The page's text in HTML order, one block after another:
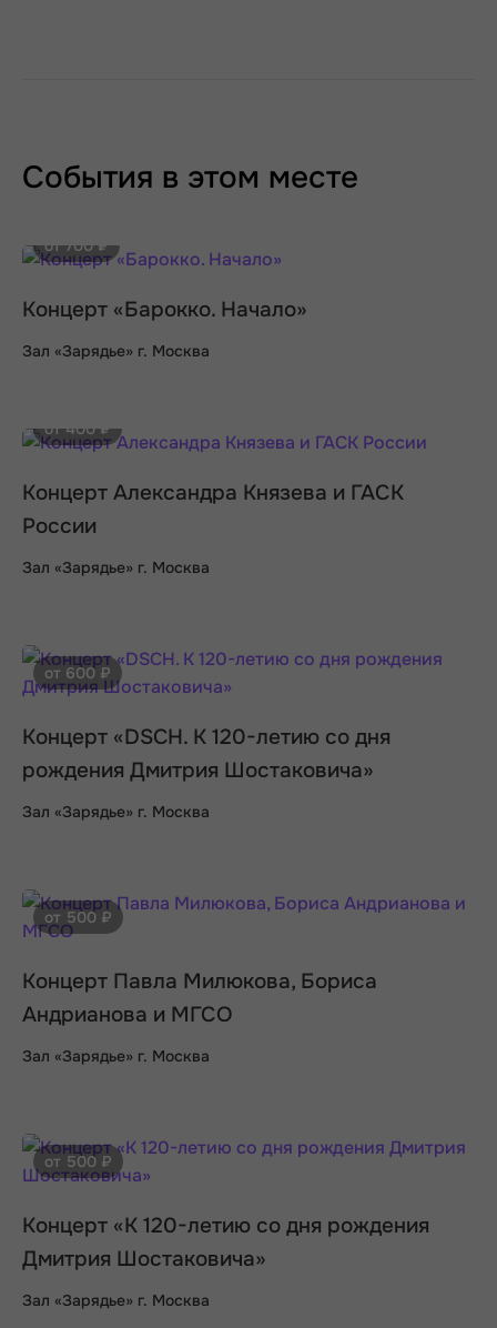
События в этом месте
от 700 ₽
Концерт «Барокко. Начало»
Зал «Зарядье» г. Москва
от 400 ₽
Концерт Александра Князева и ГАСК
России
Зал «Зарядье» г. Москва
от 600 ₽
Концерт «DSCH. К 120-летию со дня
рождения Дмитрия Шостаковича»
Зал «Зарядье» г. Москва
от 500 ₽
Концерт Павла Милюкова, Бориса
Андрианова и МГСО
Зал «Зарядье» г. Москва
от 500 ₽
Концерт «К 120-летию со дня рождения
Дмитрия Шостаковича»
Зал «Зарядье» г. Москва